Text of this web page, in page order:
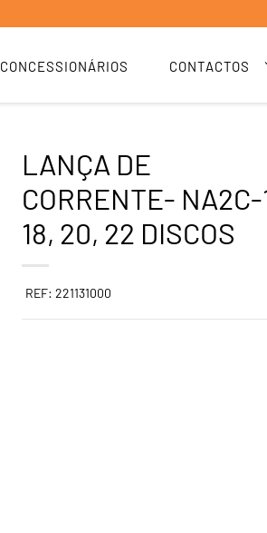
CONCESSIONÁRIOS CONTACTOS
LANÇA DE
CORRENTE- NA2C-
18, 20, 22 DISCOS
REF: 221131000